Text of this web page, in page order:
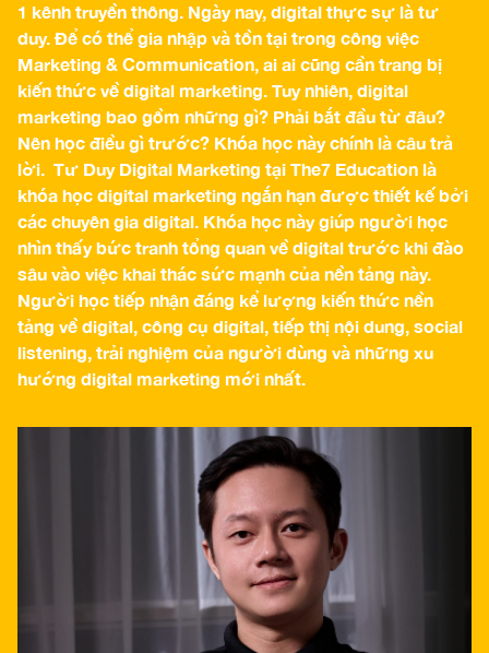
1 kênh truyền thông. Ngày nay, digital thực sự là tư
duy. Để có thể gia nhập và tồn tại trong công việc
Marketing & Communication, ai ai cũng cần trang bị
kiến thức về digital marketing. Tuy nhiên, digital
marketing bao gồm những gì? Phải bắt đầu từ đâu?
Nên học điều gì trước? Khóa học này chính là câu trả
lời. Tư Duy Digital Marketing tại The7 Education là
khóa học digital marketing ngắn hạn được thiết kế bởi
các chuyên gia digital. Khóa học này giúp người học
nhìn thấy bức tranh tổng quan về digital trước khi đào
sâu vào việc khai thác sức mạnh của nền tảng này.
Người học tiếp nhận đáng kể lượng kiến thức nền
tảng về digital, công cụ digital, tiếp thị nội dung, social
listening, trải nghiệm của người dùng và những xu
hướng digital marketing mới nhất.